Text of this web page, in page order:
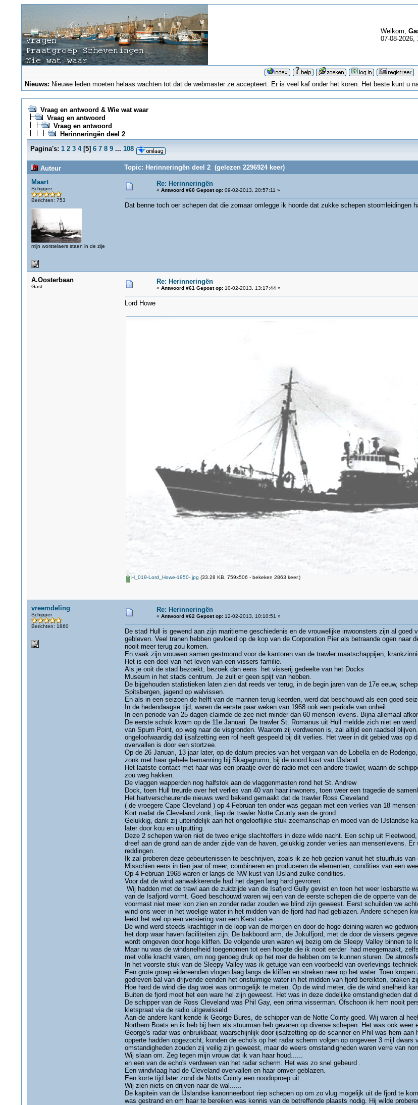
Welkom,
07-08-2026,
Nieuws: Nieuwe leden moeten helaas wachten tot dat de webmaster ze accepteert. Er is veel kaf onder het koren. Het beste kunt u
Vraag en antwoord & Wie wat waar
Vraag en antwoord
Vraag en antwoord
Herinneringën deel 2
Pagina's: 1 2 3 4[5] 6 7 8 9 ... 108
Auteur
Topic: Herinneringën deel 2 (gelezen 2296924 keer)
Maart
Schipper
Berichten: 753
mijn worstelaers staen in de zije
Re: Herinneringën
« Antwoord #60 Gepost op:09-02-2013, 20:57:11 »
Dat benne toch oer schepen dat die zomaar omlegge ik hoorde dat zukke schepen stoomleidingen
A.Oosterbaan
Gast
Re: Herinneringën
« Antwoord #61 Gepost op:10-02-2013, 13:17:44 »
Lord Howe
H_019-Lord_Howe-1950-.jpg (33.28 KB, 759x506 - bekeken 2863 keer.)
vreemdeling
Schipper
Berichten: 1860
Re: Herinneringën
« Antwoord #62 Gepost op:12-02-2013, 10:10:51 »
De stad Hull is gewend aan zijn maritieme geschiedenis en de vrouwelijke inwoonsters zijn al
gebleven. Veel tranen hebben gevloeid op de kop van de Corporation Pier als betraande ogen
nooit meer terug zou komen.
En vaak zijn vrouwen samen gestroomd voor de kantoren van de trawler maatschappijen,
Het is een deel van het leven van een vissers familie.
Als je ooit de stad bezoekt, bezoek dan eens het visserij gedeelte van het Docks
Museum in het stads centrum. Je zult er geen spijt van hebben.
De bijgehouden statistieken laten zien dat reeds ver terug, in de begin jaren van de 17e eeuw,
Spitsbergen, jagend op walvissen.
En als in een seizoen de helft van de mannen terug keerden, werd dat beschouwd als een goed
In de hedendaagse tijd, waren de eerste paar weken van 1968 ook een periode van onheil.
In een periode van 25 dagen claimde de zee niet minder dan 60 mensen levens. Bijna allemaal
De eerste schok kwam op de 11e Januari. De trawler St. Romanus uit Hull meldde zich niet en
van Spurn Point, op weg naar de visgronden. Waarom zij verdwenen is, zal altijd een raadsel
ongeloofwaardig dat ijsafzetting een rol heeft gespeeld bij dit verlies. Het weer in dit gebied was op
overvallen is door een stortzee.
Op de 26 Januari, 13 jaar later, op de datum precies van het vergaan van de Lobella en de
zonk met haar gehele bemanning bij Skagagrumn, bij de noord kust van IJsland.
Het laatste contact met haar was een praatje over de radio met een andere trawler, waarin de
zou weg hakken.
De vlaggen wapperden nog halfstok aan de vlaggenmasten rond het St. Andrew
Dock, toen Hull treurde over het verlies van 40 van haar inwoners, toen weer een tragedie de
Het hartverscheurende nieuws werd bekend gemaakt dat de trawler Ross Cleveland
( de vroegere Cape Cleveland ) op 4 Februari ten onder was gegaan met een verlies van 18
Kort nadat de Cleveland zonk, liep de trawler Notte County aan de grond.
Gelukkig, dank zij uiteindelijk aan het ongelooflijke stuk zeemanschap en moed van de IJslandse
later door kou en uitputting.
Deze 2 schepen waren niet de twee enige slachtoffers in deze wilde nacht. Een schip uit
dreef aan de grond aan de ander zijde van de haven, gelukkig zonder verlies aan mensenlevens.
reddingen.
Ik zal proberen deze gebeurtenissen te beschrijven, zoals ik ze heb gezien vanuit het stuurhuis
Misschien eens in tien jaar of meer, combineren en produceren de elementen, condities van een
Op 4 Februari 1968 waren er langs de NW kust van IJsland zulke condities.
Voor dat de wind aanwakkerende had het dagen lang hard gevroren.
Wij hadden met de trawl aan de zuidzijde van de Isafjord Gully gevist en toen het weer losbarstte
van de Isafjord vormt. Goed beschouwd waren wij een van de eerste schepen die de opperte van
voormast niet meer kon zien en zonder radar zouden we blind zijn geweest. Eerst schuilden we
wind ons weer in het woelige water in het midden van de fjord had had geblazen. Andere schepen
leekt het wel op een versiering van een Kerst cake.
De wind werd steeds krachtiger in de loop van de morgen en door de hoge deining waren we
het dorp waar haven faciliteiten zijn. De bakboord arm, de Jokulfjord, met de door de vissers
wordt omgeven door hoge kliffen. De volgende uren waren wij bezig om de Sleepy Valley binnen te
Maar nu was de windsnelheid toegenomen tot een hoogte die ik nooit eerder had meegemaakt,
met volle kracht varen, om nog genoeg druk op het roer de hebben om te kunnen sturen. De
In het voorste stuk van de Sleepy Valley was ik getuige van een voorbeeld van overlevings
Een grote groep eidereenden vlogen laag langs de kliffen en streken neer op het water. Toen
gedreven bal van drijvende eenden het onstuimige water in het midden van fjord bereikten, braken
Hoe hard de wind die dag woei was onmogelijk te meten. Op de wind meter, die de wind snelheid
Buiten de fjord moet het een ware hel zijn geweest. Het was in deze dodelijke omstandigheden
De schipper van de Ross Cleveland was Phil Gay, een prima visserman. Ofschoon ik hem nooit
kletspraat via de radio uitgewisseld
Aan de andere kant kende ik George Bures, de schipper van de Notte Cointy goed. Wij waren al
Northern Boats en ik heb bij hem als stuurman heb gevaren op diverse schepen. Het was ook weer
George's radar was onbruikbaar, waarschijnlijk door ijsafzetting op de scanner en Phil was hem
opperte hadden opgezocht, konden de echo's op het radar scherm volgen op ongeveer 3 mijl
omstandigheden zouden zij veilig zijn geweest, maar de weers omstandigheden waren verre van
Wij slaan om. Zeg tegen mijn vrouw dat ik van haar houd......
en een van de echo's verdween van het radar scherm. Het was zo snel gebeurd .
Een windvlaag had de Cleveland overvallen en haar omver geblazen.
Een korte tijd later zond de Notts Cointy een noodoproep uit.....
Wij zien niets en drijven naar de wal......
De kapitein van de IJslandse kanonneerboot riep schepen op om zo vlug mogelijk uit de fjord te
was gestrand en om haar te bereiken was kennis van de betreffende plaasts nodig. Hij wilde